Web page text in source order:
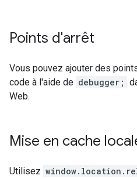
Points d'arrêt
Vous pouvez ajouter des
code à l'aide de debugger;
Web.
Mise en cache
Utilisez